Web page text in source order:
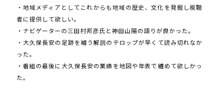
・地域メディアとしてこれからも地域の歴史、文化を発掘し視聴
者に提供して欲しい。
・ナビゲーターの三田村邦彦氏と神田山陽の語りが良かった。
・大久保長安の足跡を補う解説のテロップが早くて読み切れなか
った。
・番組の最後に大久保長安の業績を地図や年表で纏めて欲しかっ
た。